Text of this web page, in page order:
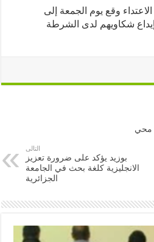
وقع يوم الجمعة إلى
لدى الشرطة
بوزيد يؤكد على ضرورة تعزيز
كلغة بحث في الجامعة
الجزائرية